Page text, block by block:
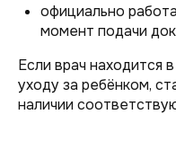
официально
момент подачи
Если врач находится
уходу за ребёнком,
наличии